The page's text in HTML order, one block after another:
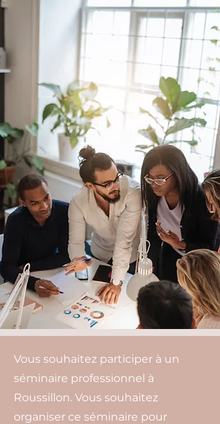
Vous souhaitez participer à un
séminaire professionnel à
Roussillon. Vous souhaitez
organiser ce séminaire pour